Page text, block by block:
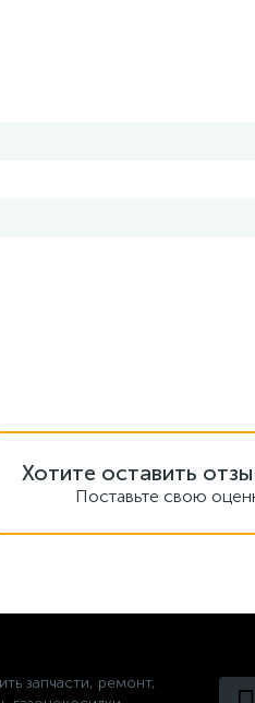
Хотите оставить
Поставьте свою
запчасти, ремонт,